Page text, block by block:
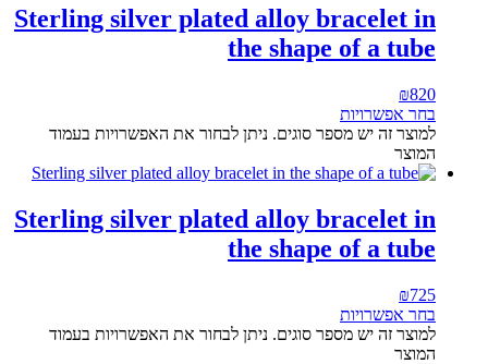
Sterling silver plated alloy bracelet in
the shape of a tube
₪820
בחר אפשרויות
למוצר זה יש מספר סוגים. ניתן לבחור את האפשרויות בעמוד
המוצר
Sterling silver plated alloy bracelet in
the shape of a tube
₪725
בחר אפשרויות
למוצר זה יש מספר סוגים. ניתן לבחור את האפשרויות בעמוד
המוצר